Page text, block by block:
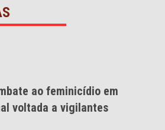
ao feminicídio em
voltada a vigilantes